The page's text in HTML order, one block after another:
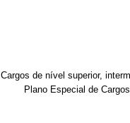
Cargos de nível superior,
Plano Especial de